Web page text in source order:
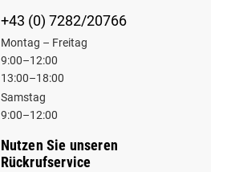
+43 (0) 7282/20766
Montag – Freitag
9:00–12:00
13:00–18:00
Samstag
9:00–12:00
Nutzen Sie unseren
Rückrufservice